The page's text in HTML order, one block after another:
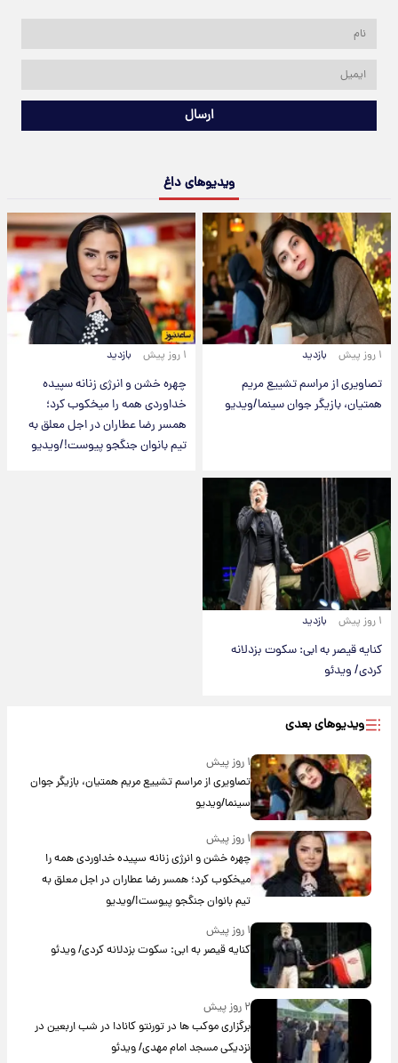
ارسال
ویدیوهای داغ
۱ روز پیش بازدید
تصاویری از مراسم تشییع مریم
همتیان، بازیگر جوان سینما/ویدیو
۱ روز پیش بازدید
چهره خشن و انرژی زنانه سپیده
خداوردی همه را میخکوب کرد؛
همسر رضا عطاران در اجل معلق به
تیم بانوان جنگجو پیوست!/ویدیو
۱ روز پیش بازدید
کنایه قیصر به ابی: سکوت بزدلانه
کردی/ ویدئو
ویدیوهای بعدی
۱ روز پیش
تصاویری از مراسم تشییع مریم همتیان، بازیگر جوان
سینما/ویدیو
۱ روز پیش
چهره خشن و انرژی زنانه سپیده خداوردی همه را
میخکوب کرد؛ همسر رضا عطاران در اجل معلق به
تیم بانوان جنگجو پیوست!/ویدیو
۱ روز پیش
کنایه قیصر به ابی: سکوت بزدلانه کردی/ ویدئو
۲ روز پیش
برگزاری موکب ها در تورنتو کانادا در شب اربعین در
نزدیکی مسجد امام مهدی/ ویدئو